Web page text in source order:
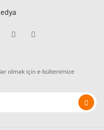
olmak için e-bültenimize